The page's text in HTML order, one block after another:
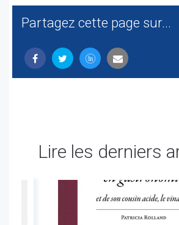
Partagez cette page sur...
Lire les derniers